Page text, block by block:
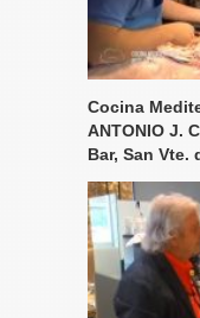
Cocina
ANTONIO J.
Bar, San Vte.